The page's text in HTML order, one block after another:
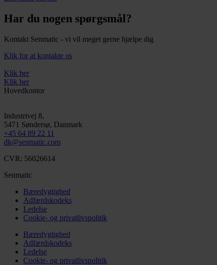
Har du nogen spørgsmål?
Kontakt Senmatic - vi vil meget gerne hjælpe dig
Klik for at kontakte os
Klik her
Klik her
Hovedkontor
Industrivej 8,
5471 Søndersø, Danmark
+45 64 89 22 11
dk@senmatic.com
CVR: 56026614
Senmatic
Bæredygtighed
Adfærdskodeks
Ledelse
Cookie- og privatlivspolitik
Bæredygtighed
Adfærdskodeks
Ledelse
Cookie- og privatlivspolitik